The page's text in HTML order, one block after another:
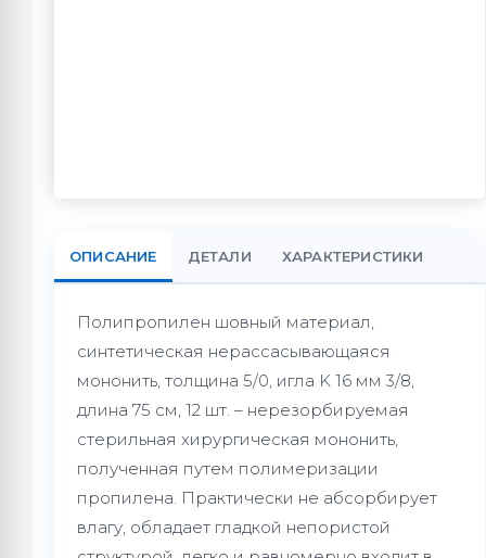
ОПИСАНИЕ ДЕТАЛИ ХАРАКТЕРИСТИКИ
Полипропилен шовный материал,
синтетическая нерассасывающаяся
мононить, толщина 5/0, игла K 16 мм 3/8,
длина 75 см, 12 шт. – нерезорбируемая
стерильная хирургическая мононить,
полученная путем полимеризации
пропилена. Практически не абсорбирует
влагу, обладает гладкой непористой